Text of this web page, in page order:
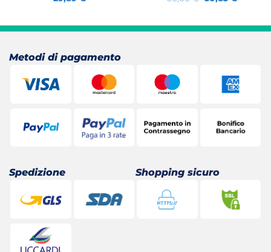
prezzo
66,00 €.50,83 €.
Metodi di pagamento
Spedizione Shopping sicuro